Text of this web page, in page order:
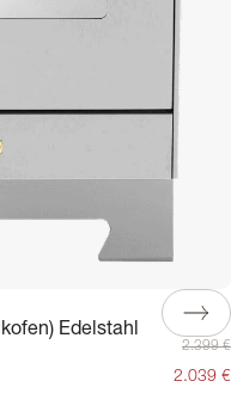
Edelstahl
2.399 €
2.039 €